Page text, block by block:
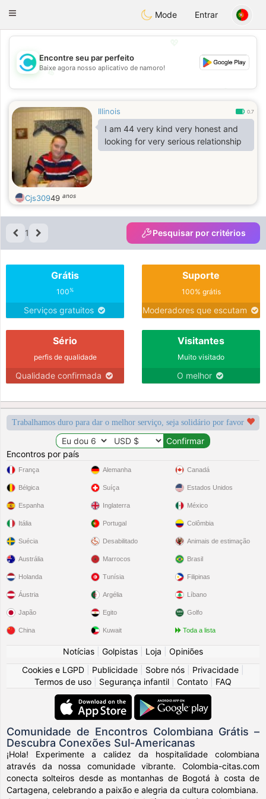
olombiaCitas
Toggle
Mode Entrar
💖
💕
Encontre seu par perfeito
Baixe agora nosso aplicativo de namoro!
Illinois 0.7
I am 44 very kind very honest and
looking for very serious relationship
Cjs30949 anos
1 Pesquisar por critérios
Grátis
100%
Serviços gratuitos
Suporte
100% grátis
Moderadores que escutam
Sério
perfis de qualidade
Qualidade confirmada
Visitantes
Muito visitado
O melhor
Trabalhamos duro para dar o melhor serviço, seja solidário por favor
Encontros por país
França
Bélgica
Espanha
Itália
Suécia
Alemanha
Suíça
Inglaterra
Portugal
Desabilitado
Canadá
Estados Unidos
México
Colômbia
Animais de estimação
Austrália
Holanda
Áustria
Japão
China
Marrocos
Tunísia
Argélia
Egito
Kuwait
Brasil
Filipinas
Líbano
Golfo
Toda a lista
Notícias Golpistas Loja
Opiniões
Cookies e LGPD
Publicidade Sobre nós Privacidade
Termos de uso
Segurança infantil Contato FAQ
Comunidade de Encontros Colombiana Grátis –
Descubra Conexões Sul-Americanas
¡Hola! Experimente a calidez da hospitalidade colombiana
através da nossa comunidade vibrante. Colombia-citas.com
conecta solteiros desde as montanhas de Bogotá à costa de
Cartagena, celebrando a paixão e alegria da cultura colombiana.